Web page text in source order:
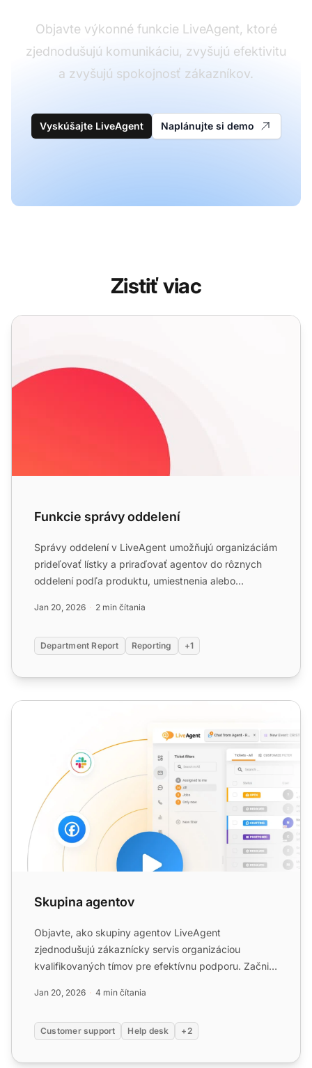
Objavte výkonné funkcie LiveAgent, ktoré
zjednodušujú komunikáciu, zvyšujú efektivitu
a zvyšujú spokojnosť zákazníkov.
Vyskúšajte LiveAgent Naplánujte si demo
Zistiť viac
Funkcie správy oddelení
Funkcie správy oddelení
Správy oddelení v LiveAgent umožňujú organizáciám
prideľovať lístky a priraďovať agentov do rôznych
oddelení podľa produktu, umiestnenia alebo
Jan 20, 2026 2 min čítania
Department Report Reporting +1
Skupina agentov
Skupina agentov
Objavte, ako skupiny agentov LiveAgent
zjednodušujú zákaznícky servis organizáciou
kvalifikovaných tímov pre efektívnu podporu. Začnite
Jan 20, 2026 4 min čítania
Customer support Help desk +2